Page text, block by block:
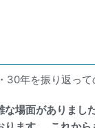
年を振り返って
な場面がありま